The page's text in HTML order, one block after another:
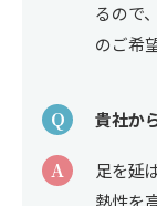
るので
のご希
Q 貴社か
A
足を延
熱性を